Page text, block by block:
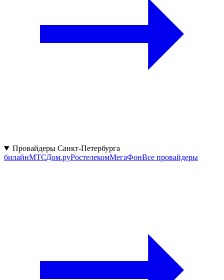
Провайдеры Санкт-Петербурга
билайнМТСДом.руРостелекомМегаФонВсе провайдеры